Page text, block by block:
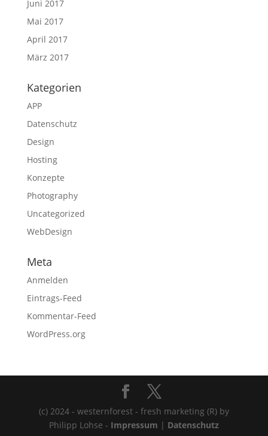
Juni 2017
Mai 2017
April 2017
März 2017
Kategorien
APP
Datenschutz
Design
Hosting
Konzepte
Photography
Uncategorized
WebDesign
Meta
Anmelden
Eintrags-Feed
Kommentar-Feed
WordPress.org
(c) 2024 - westernforest - fresh marketing (R) by
Philipp Lohse - Impressum | Datenschutz